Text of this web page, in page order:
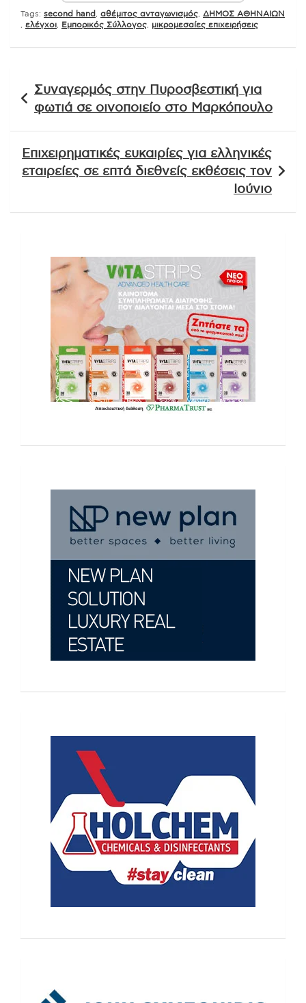
Tags: second hand αθέμιτος ανταγωνισμός
ΔΗΜΟΣ ΑΘΗΝΑΙΩΝ
ελέγχοι Εμπορικός Σύλλογος μικρομεσαίες επιχειρήσεις
άρθρων
Συναγερμός στην Πυροσβεστική για
φωτιά σε οινοποιείο στο Μαρκόπουλο
Επιχειρηματικές ευκαιρίες για ελληνικές
εταιρείες σε επτά διεθνείς εκθέσεις τον
Ιούνιο